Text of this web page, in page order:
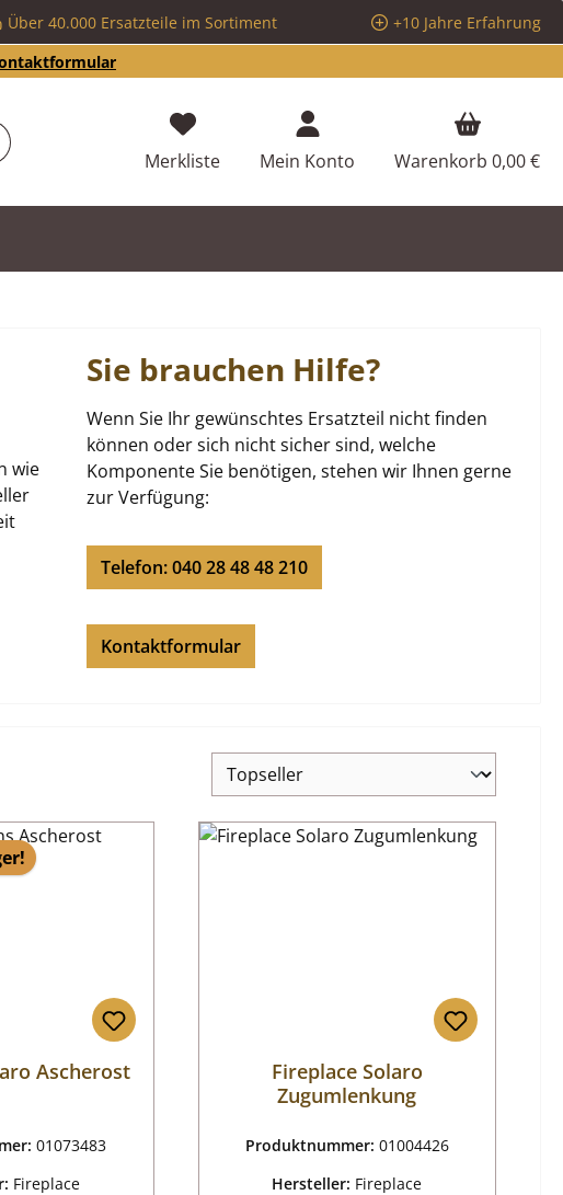
Über 40.000 Ersatzteile im Sortiment
+10 Jahre Erfahrung
MerklisteDu hast 0 Produkte auf dem Merkzettel
Mein Konto Warenkorb 0,00 €
wie
Sie brauchen Hilfe?
Wenn Sie Ihr gewünschtes Ersatzteil nicht finden
können oder sich nicht sicher sind, welche
Komponente Sie benötigen, stehen wir Ihnen gerne
zur Verfügung:
Telefon: 040 28 48 48 210
Kontaktformular
Ascherost
01073483
Fireplace
Fireplace Solaro
Zugumlenkung
Produktnummer: 01004426
Hersteller: Fireplace